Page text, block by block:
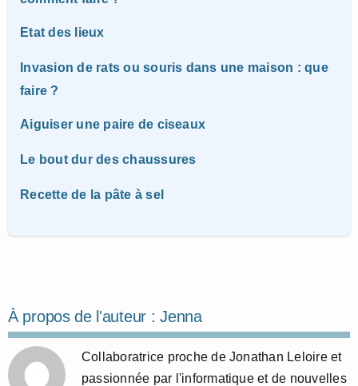
Etat des lieux
Invasion de rats ou souris dans une maison : que
faire ?
Aiguiser une paire de ciseaux
Le bout dur des chaussures
Recette de la pâte à sel
À propos de l'auteur :Jenna
Collaboratrice proche de Jonathan Leloire et
passionnée par l'informatique et de nouvelles